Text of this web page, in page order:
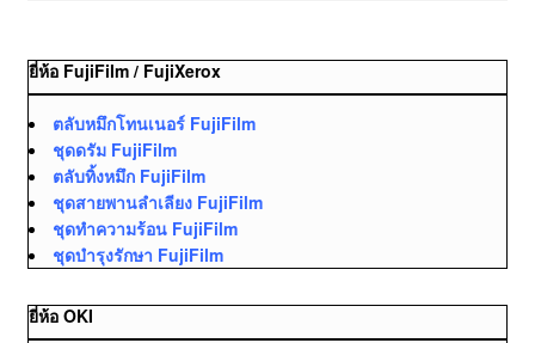
ยี่ห้อ FujiFilm / FujiXerox
ตลับหมึกโทนเนอร์ FujiFilm
ชุดดรัม FujiFilm
ตลับทิ้งหมึก FujiFilm
ชุดสายพานลำเลียง FujiFilm
ชุดทำความร้อน FujiFilm
ชุดบำรุงรักษา FujiFilm
ยี่ห้อ OKI